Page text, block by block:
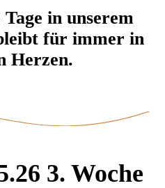
in unserem
für immer in
Herzen.
3. Woche